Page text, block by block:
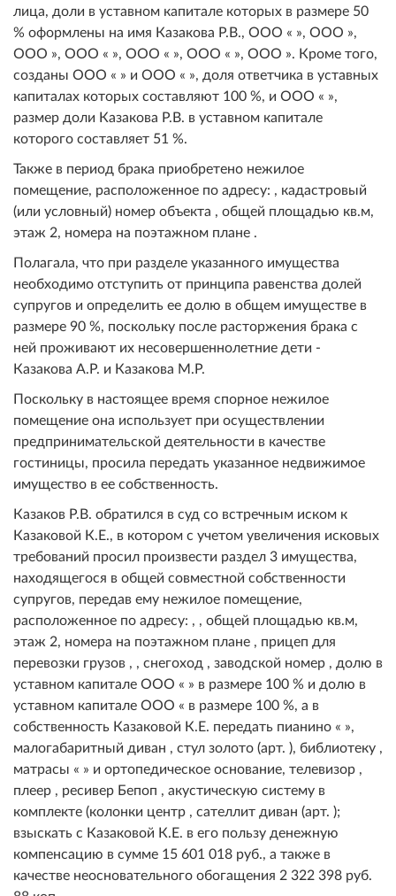
лица, доли в уставном капитале которых в размере 50
% оформлены на имя Казакова Р.В., ООО « », ООО »,
ООО », ООО « », ООО « », ООО « », ООО ». Кроме того,
созданы ООО « » и ООО « », доля ответчика в уставных
капиталах которых составляют 100 %, и ООО « »,
размер доли Казакова Р.В. в уставном капитале
которого составляет 51 %.
Также в период брака приобретено нежилое
помещение, расположенное по адресу: , кадастровый
(или условный) номер объекта , общей площадью кв.м,
этаж 2, номера на поэтажном плане .
Полагала, что при разделе указанного имущества
необходимо отступить от принципа равенства долей
супругов и определить ее долю в общем имуществе в
размере 90 %, поскольку после расторжения брака с
ней проживают их несовершеннолетние дети -
Казакова А.Р. и Казакова М.Р.
Поскольку в настоящее время спорное нежилое
помещение она использует при осуществлении
предпринимательской деятельности в качестве
гостиницы, просила передать указанное недвижимое
имущество в ее собственность.
Казаков Р.В. обратился в суд со встречным иском к
Казаковой К.Е., в котором с учетом увеличения исковых
требований просил произвести раздел 3 имущества,
находящегося в общей совместной собственности
супругов, передав ему нежилое помещение,
расположенное по адресу: , , общей площадью кв.м,
этаж 2, номера на поэтажном плане , прицеп для
перевозки грузов , , снегоход , заводской номер , долю в
уставном капитале ООО « » в размере 100 % и долю в
уставном капитале ООО « в размере 100 %, а в
собственность Казаковой К.Е. передать пианино « »,
малогабаритный диван , стул золото (арт. ), библиотеку ,
матрасы « » и ортопедическое основание, телевизор ,
плеер , ресивер Бепоп , акустическую систему в
комплекте (колонки центр , сателлит диван (арт. );
взыскать с Казаковой К.Е. в его пользу денежную
компенсацию в сумме 15 601 018 руб., а также в
качестве неосновательного обогащения 2 322 398 руб.